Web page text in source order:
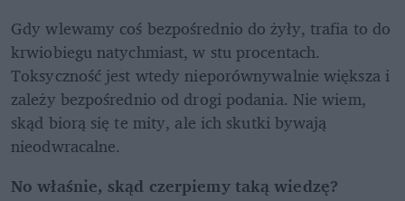
Gdy wlewamy coś bezpośrednio do żyły, trafia to do
krwiobiegu natychmiast, w stu procentach.
Toksyczność jest wtedy nieporównywalnie większa i
zależy bezpośrednio od drogi podania. Nie wiem,
skąd biorą się te mity, ale ich skutki bywają
nieodwracalne.
No właśnie, skąd czerpiemy taką wiedzę?